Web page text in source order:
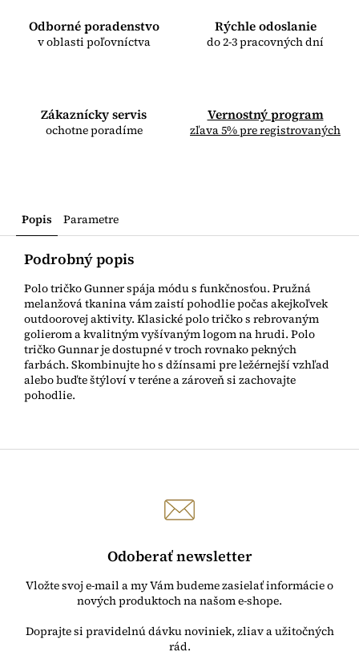
Odborné poradenstvo
v oblasti poľovníctva
Rýchle odoslanie
do 2-3 pracovných dní
Zákaznícky servis
ochotne poradíme
Vernostný program
zľava 5% pre registrovaných
Popis Parametre
Podrobný popis
Polo tričko Gunner spája módu s funkčnosťou. Pružná
melanžová tkanina vám zaistí pohodlie počas akejkoľvek
outdoorovej aktivity. Klasické polo tričko s rebrovaným
golierom a kvalitným vyšívaným logom na hrudi. Polo
tričko Gunnar je dostupné v troch rovnako pekných
farbách. Skombinujte ho s džínsami pre ležérnejší vzhľad
alebo buďte štýloví v teréne a zároveň si zachovajte
pohodlie.
Odoberať newsletter
Vložte svoj e-mail a my Vám budeme zasielať informácie o
nových produktoch na našom e-shope.